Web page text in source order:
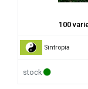
100
Sintropia
stock